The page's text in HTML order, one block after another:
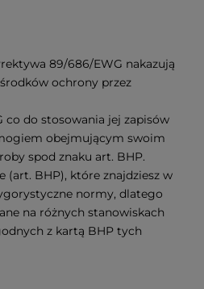
89/686/EWG nakazują
ochrony przez
do stosowania jej zapisów
obejmującym swoim
spod znaku art. BHP.
(art. BHP), które znajdziesz w
normy, dlatego
na różnych stanowiskach
z kartą BHP tych